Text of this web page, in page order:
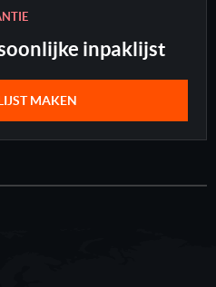
inpaklijst
MAKEN